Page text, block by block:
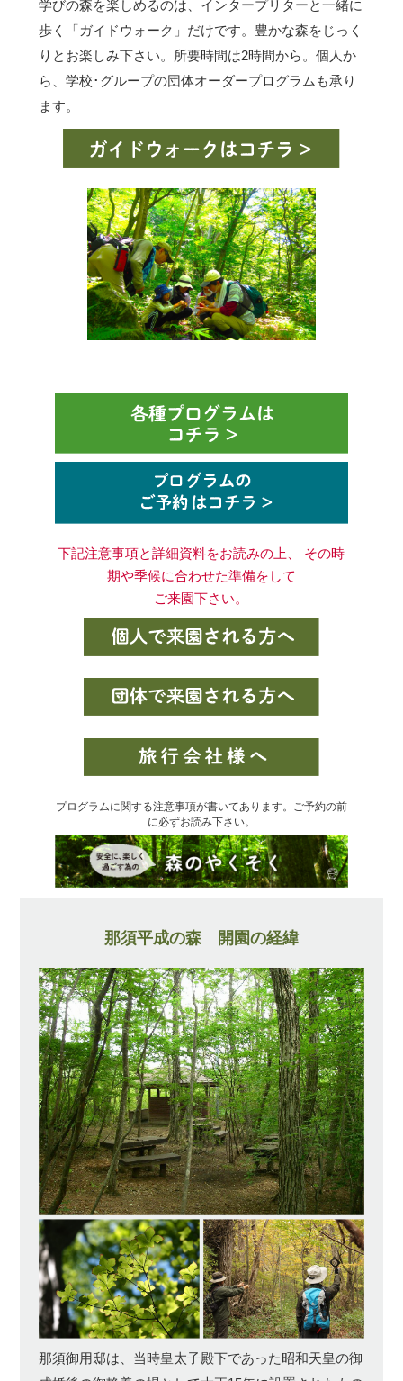
学びの森を楽しめるのは、インタープリターと一緒に
歩く「ガイドウォーク」だけです。豊かな森をじっく
りとお楽しみ下さい。所要時間は2時間から。個人か
ら、学校･グループの団体オーダープログラムも承り
ます。
下記注意事項と詳細資料をお読みの上、 その時
期や季候に合わせた準備をして
ご来園下さい。
プログラムに関する注意事項が書いてあります。ご予約の前
に必ずお読み下さい。
那須平成の森 開園の経緯
那須御用邸は、当時皇太子殿下であった昭和天皇の御